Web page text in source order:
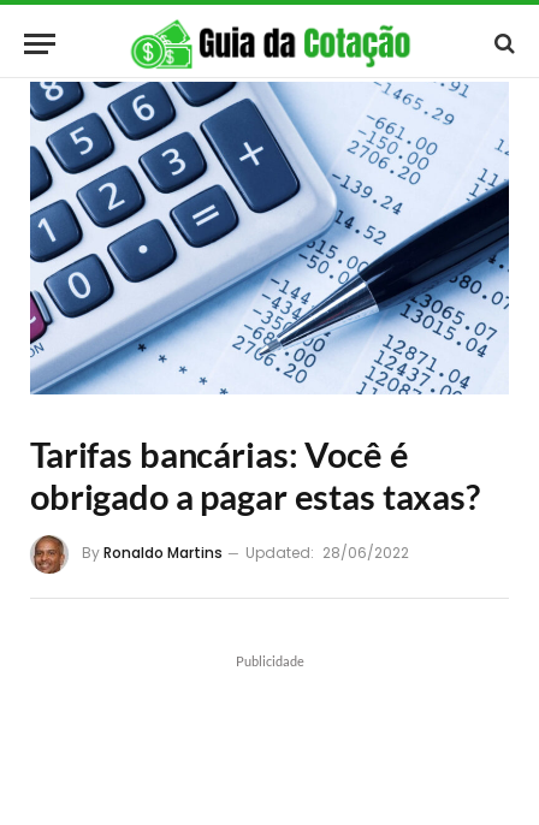
Tarifas bancárias: Você é
obrigado a pagar estas taxas?
ByRonaldo Martins Updated: 28/06/2022
Publicidade